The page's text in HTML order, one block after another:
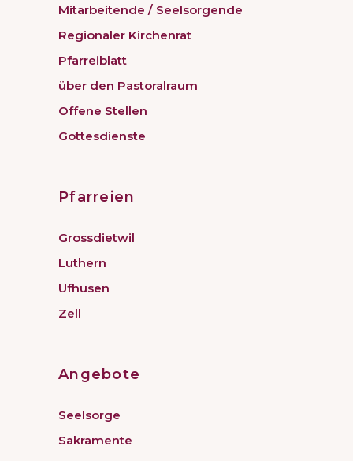
Mitarbeitende / Seelsorgende
Regionaler Kirchenrat
Pfarreiblatt
über den Pastoralraum
Offene Stellen
Gottesdienste
Pfarreien
Grossdietwil
Luthern
Ufhusen
Zell
Angebote
Seelsorge
Sakramente